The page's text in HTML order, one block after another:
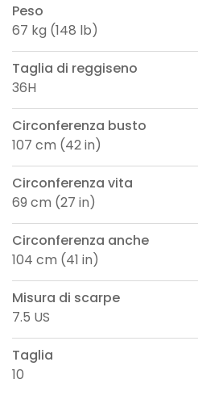
Peso
67 kg (148 lb)
Taglia di reggiseno
36H
Circonferenza busto
107 cm (42 in)
Circonferenza vita
69 cm (27 in)
Circonferenza anche
104 cm (41 in)
Misura di scarpe
7.5 US
Taglia
10